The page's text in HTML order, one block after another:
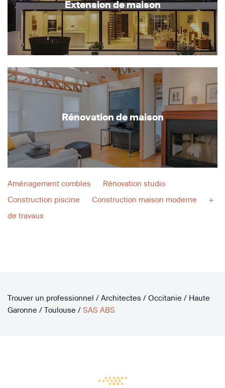
Extension de maison
Rénovation de maison
Aménagement combles
Rénovation studio
Construction piscine
Construction maison moderne
+
de travaux
Trouver un professionnel / Architectes / Occitanie / Haute
Garonne / Toulouse / SAS ABS